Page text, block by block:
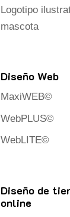
Logotipo
mascota
Diseño Web
MaxiWEB©
WebPLUS©
WebLITE©
Diseño de
online